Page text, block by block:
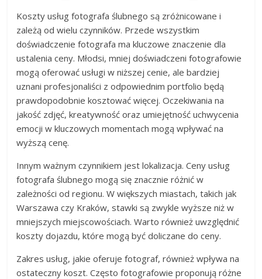
Koszty usług fotografa ślubnego są zróżnicowane i
zależą od wielu czynników. Przede wszystkim
doświadczenie fotografa ma kluczowe znaczenie dla
ustalenia ceny. Młodsi, mniej doświadczeni fotografowie
mogą oferować usługi w niższej cenie, ale bardziej
uznani profesjonaliści z odpowiednim portfolio będą
prawdopodobnie kosztować więcej. Oczekiwania na
jakość zdjęć, kreatywność oraz umiejętność uchwycenia
emocji w kluczowych momentach mogą wpływać na
wyższą cenę.
Innym ważnym czynnikiem jest lokalizacja. Ceny usług
fotografa ślubnego mogą się znacznie różnić w
zależności od regionu. W większych miastach, takich jak
Warszawa czy Kraków, stawki są zwykle wyższe niż w
mniejszych miejscowościach. Warto również uwzględnić
koszty dojazdu, które mogą być doliczane do ceny.
Zakres usług, jakie oferuje fotograf, również wpływa na
ostateczny koszt. Często fotografowie proponują różne